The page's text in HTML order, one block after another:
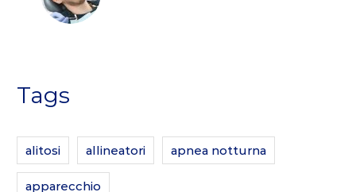
Tags
alitosi allineatori apnea notturna
apparecchio